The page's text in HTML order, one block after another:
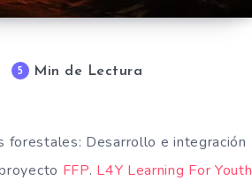
5 Min de Lectura
forestales: Desarrollo e integración
FFP. L4Y Learning For Youth